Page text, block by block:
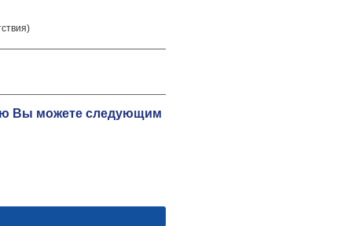
Вы можете следующим